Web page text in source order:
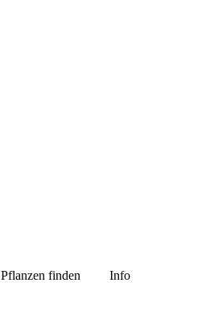
Pflanzen finden Info